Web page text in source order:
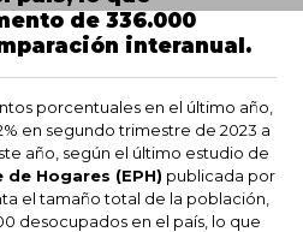
de 336.000
interanual.
porcentuales en el último año,
en segundo trimestre de 2023 a
año, según el último estudio de
Hogares (EPH) publicada por
el tamaño total de la población,
desocupados en el país, lo que